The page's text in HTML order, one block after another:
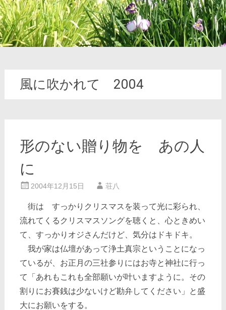
風に吹かれて 2004
形のない贈り物を あの人
に
2004年12月15日 荘八
街は すっかりクリスマスを装って光に彩られ、
流れてくるクリスマスソングを聴くと、心ときめい
て、すっかりオジさんだけど、気分はドキドキ。
我が家は仏壇があって浄土真宗ということになっ
ているが、お正月の三社参りにはお寺と神社に行っ
て「あれもこれも全部願いが叶いますように。その
割りにお賽銭は少ないけど勘弁してください」と盛
大にお願いをする。